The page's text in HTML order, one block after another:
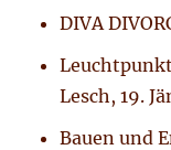
DIVA
Lesch, 19.
Bauen und